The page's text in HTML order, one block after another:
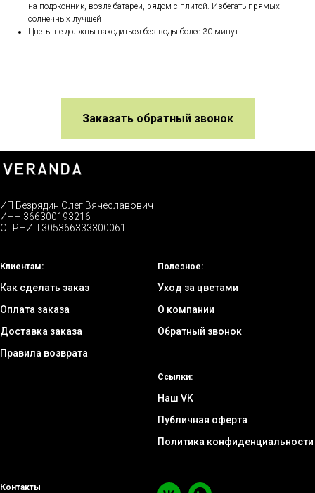
на подоконник, возле батареи, рядом с плитой. Избегать прямых
солнечных лучшей
Цветы не должны находиться без воды более 30 минут
Заказать обратный звонок
ИП Безрядин Олег Вячеславович
ИНН 366300193216
ОГРНИП 305366333300061
Клиентам:
Как сделать заказ
Оплата заказа
Доставка заказа
Правила возврата
Полезное:
Уход за цветами
О компании
Обратный звонок
Ссылки:
Наш VK
Публичная оферта
Политика конфиденциальности
Контакты